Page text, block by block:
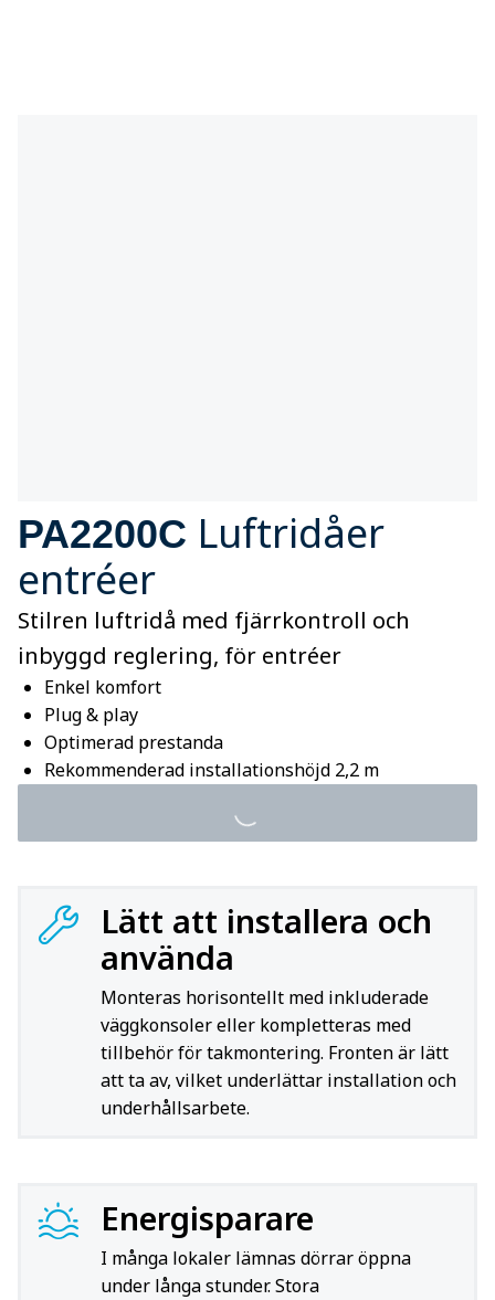
PA2200C Luftridåer
entréer
Stilren luftridå med fjärrkontroll och
inbyggd reglering, för entréer
Enkel komfort
Plug & play
Optimerad prestanda
Rekommenderad installationshöjd 2,2 m
Lätt att installera och
använda
Monteras horisontellt med inkluderade
väggkonsoler eller kompletteras med
tillbehör för takmontering. Fronten är lätt
att ta av, vilket underlättar installation och
underhållsarbete.
Energisparare
I många lokaler lämnas dörrar öppna
under långa stunder. Stora